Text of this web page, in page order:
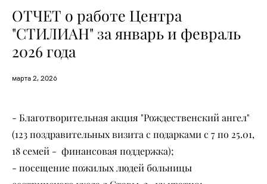
ОТЧЕТ о работе Центра
"СТИЛИАН" за январь и февраль
2026 года
марта 2, 2026
- Благотворительная акция "Рождественский ангел"
(123 поздравительных визита с подарками с 7 по 25.01,
18 семей - финансовая поддержка);
- посещение пожилых людей больницы